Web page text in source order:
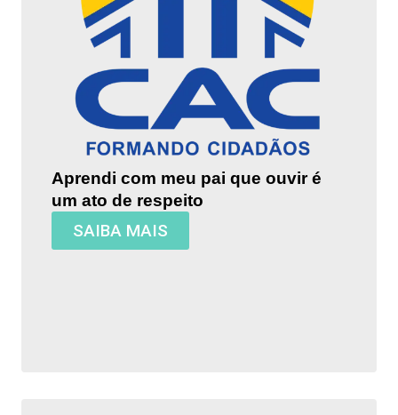
Aprendi com meu pai que ouvir é
um ato de respeito
SAIBA MAIS